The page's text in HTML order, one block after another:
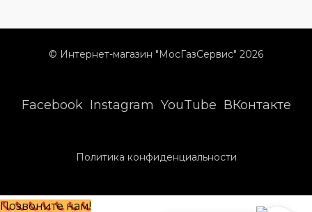
© Интернет-магазин "МосГазСервис" 2026
Facebook Instagram YouTube ВКонтакте
Политика конфиденциальности
Позвоните нам!